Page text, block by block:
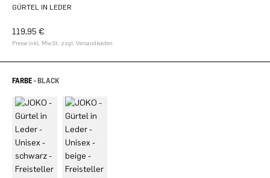
GÜRTEL IN LEDER
119,95 €
Preise inkl. MwSt. zzgl. Versandkosten
FARBE -BLACK